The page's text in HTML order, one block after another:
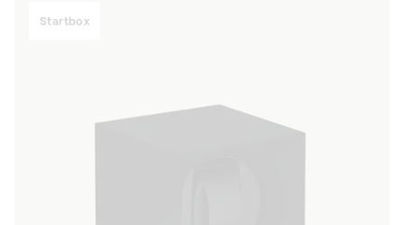
Startbox